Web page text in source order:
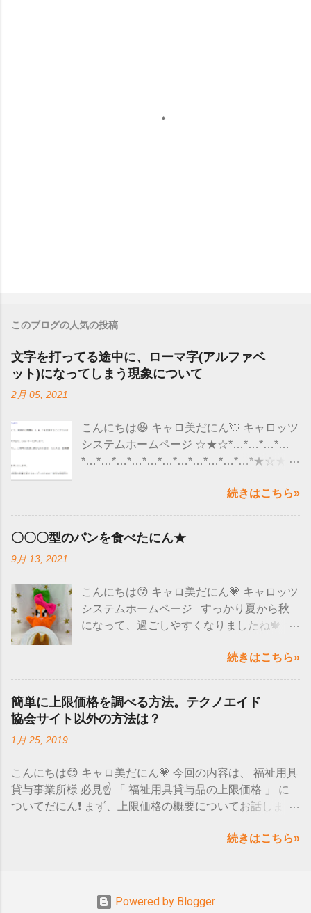
このブログの人気の投稿
文字を打ってる途中に、ローマ字(アルファベ
ット)になってしまう現象について
2月 05, 2021
こんにちは😆 キャロ美だにん💘 キャロッツ
システムホームページ ☆★☆*…*…*…*…
*…*…*…*…*…*…*…*…*…*…*…*★☆★
ていると、急にローマ字(アルファベット）
と、 マイクロソフト社のアップデートの影
ソコンにこの現象が出るのではなく、 バー
ジョンによって現象がでるようだにん！ バ
ージョンの確認方法は、 「スタート」を選
ージョン そのバージョンが 「 20H2 」と「
2004 」かを確認します。 上記のバージョ
ンに当てはまるという方は、一時的な回避
策が マイクロソフト社のHPで公開されて
いるので確認してにん❕ ↓↓↓ 詳細はこちらを
windows-10-バージョン-2004-で問題が発生
する可能性があります ではまた次の更新
で！ バイバイだにん💙💜💛💚 キャロッツシ
続きはこちら»
〇〇〇型のパンを食べたにん★
9月 13, 2021
こんにちは😙 キャロ美だにん💗 キャロッツ
システムホームページ すっかり夏から秋
になって、過ごしやすくなりましたね🍁 食
❤ たくさん食べて、睡眠もとって免疫力上
━─━─━ 先日、みんなで可愛いうさぎのパ
ンを食べたにん🐰💕 じゃーーん(^O^)／
もあってどれにしようか迷ったにん😫💭 そ
して、うさぎのフィナンシェもいただきま
した🙌 想像以上にリアルなうさ
形の形が多いので、うさぎはレアですよね
気になった方は、 行ってみてほしいにん(*
´ω｀)♪ では、また次の更新で！ バイバイ
続きはこちら»
簡単に上限価格を調べる方法。テクノエイド
協会サイト以外の方法は？
1月 25, 2019
こんにちは😊 キャロ美だにん💗 今回の内容は、 福祉用具
貸与事業所様 必見☝ 「 福祉用具貸与品の上限価格 」 に
ついてだにん❗ まず、上限価格の概要についてお話します
決めた 単位数を超えて請求すると 、 全額が保険の適用
「福祉用具 上限価格」 と検索🔍すると 今なら厚生労働
続きはこちら»
Powered by Blogger